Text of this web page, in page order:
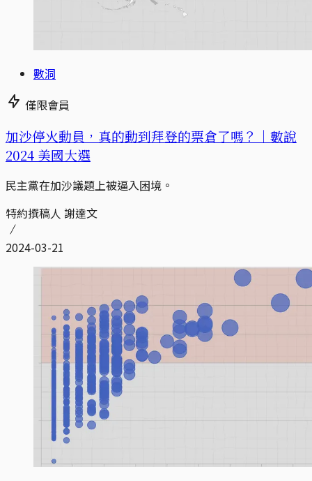
數洞
僅限會員
加沙停火動員，真的動到拜登的票倉了嗎？｜數說
2024 美國大選
民主黨在加沙議題上被逼入困境。
特約撰稿人 謝達文
2024-03-21